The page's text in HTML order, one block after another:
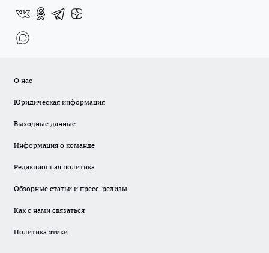
О нас
Юридическая информация
Выходные данные
Информация о команде
Редакционная политика
Обзорные статьи и пресс-релизы
Как с нами связаться
Политика этики